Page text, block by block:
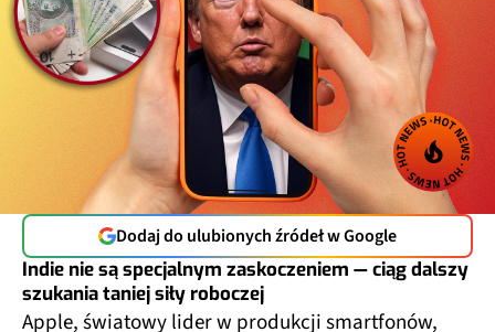
Dodaj do ulubionych źródeł w Google
Indie nie są specjalnym zaskoczeniem — ciąg dalszy
szukania taniej siły roboczej
Apple, światowy lider w produkcji smartfonów,